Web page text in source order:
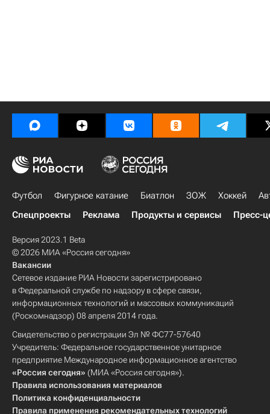
Футбол Фигурное катание Биатлон ЗОЖ Хоккей
Спецпроекты
Реклама Продукты и сервисы Пресс-
Версия 2023.1 Beta
© 2026 МИА «Россия сегодня»
Вакансии
Сетевое издание РИА Новости зарегистрировано
в Федеральной службе по надзору в сфере связи,
информационных технологий и массовых коммуникаций
(Роскомнадзор) 08 апреля 2014 года.
Свидетельство о регистрации Эл № ФС77-57640
Учредитель: Федеральное государственное унитарное
предприятие Международное информационное агентство
«Россия сегодня» (МИА «Россия сегодня»).
Правила использования материалов
Политика конфиденциальности
Правила применения рекомендательных технологий